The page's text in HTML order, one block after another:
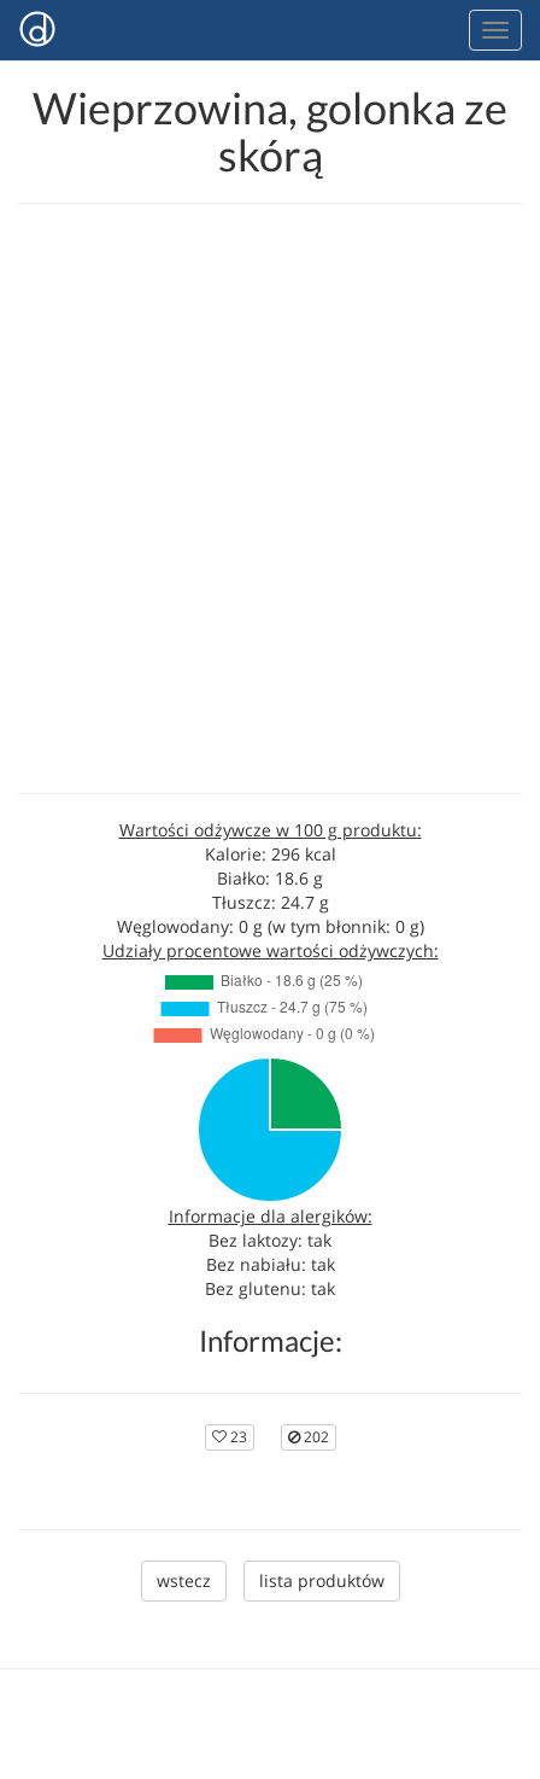
Wieprzowina, golonka ze
skórą
Wartości odżywcze w 100 g produktu:
Kalorie: 296 kcal
Białko: 18.6 g
Tłuszcz: 24.7 g
Węglowodany: 0 g (w tym błonnik: 0 g)
Udziały procentowe wartości odżywczych:
Informacje dla alergików:
Bez laktozy: tak
Bez nabiału: tak
Bez glutenu: tak
Informacje:
23 202
wstecz lista produktów